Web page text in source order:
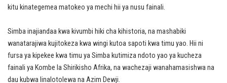
kitu kinategemea matokeo ya mechi hii ya nusu fainali.
Simba inajiandaa kwa kivumbi hiki cha kihistoria, na mashabiki
wanatarajiwa kujitokeza kwa wingi kutoa sapoti kwa timu yao. Hii ni
fursa ya kipekee kwa timu ya Simba kutimiza ndoto yao ya kucheza
fainali ya Kombe la Shirikisho Afrika, na wachezaji wanahamasishwa na
dau kubwa linalotolewa na Azim Dewji.